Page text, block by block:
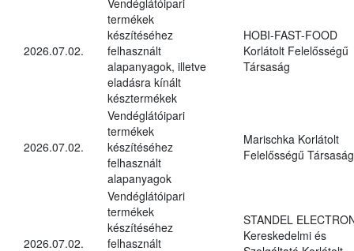
2026.07.02.
termékek
készítéséhez
felhasznált
alapanyagok, illetve
eladásra kínált
késztermékek
HOBI-FAST-FOOD
Korlátolt Felelősségű
Társaság
2026.07.02.
Vendéglátóipari
termékek
készítéséhez
felhasznált
alapanyagok
Marischka Korlátolt
Felelősségű Társaság
2026.07.02.
Vendéglátóipari
termékek
készítéséhez
felhasznált
STANDEL
Kereskedelmi és